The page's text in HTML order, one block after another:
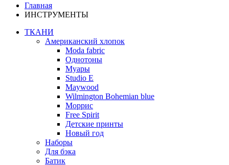
Главная
ИНСТРУМЕНТЫ
ТКАНИ
Американский хлопок
Moda fabric
Однотоны
Муары
Studio E
Maywood
Wilmington Bohemian blue
Моррис
Free Spirit
Детские принты
Новый год
Наборы
Для бэка
Батик